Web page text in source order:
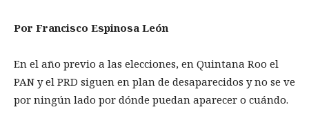
Por Francisco Espinosa León
En el año previo a las elecciones, en Quintana Roo el
PAN y el PRD siguen en plan de desaparecidos y no se ve
por ningún lado por dónde puedan aparecer o cuándo.